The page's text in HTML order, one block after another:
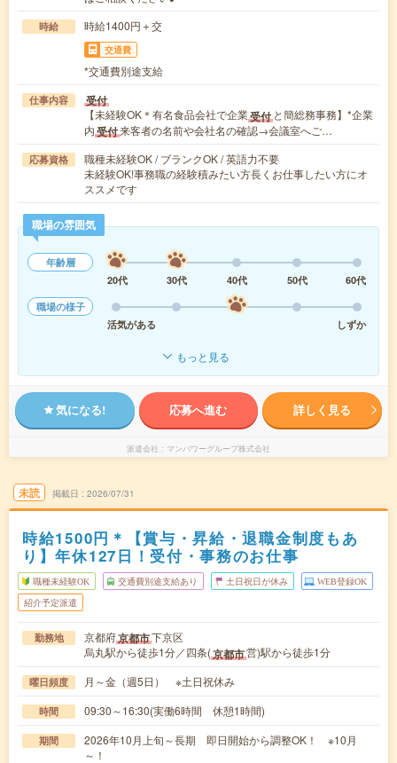
時給 時給1400円＋交
交通費
*交通費別途支給
仕事内容 受付
【未経験OK＊有名食品会社で企業受付 と簡総務事務】*企業
内受付来客者の名前や会社名の確認→会議室へご…
応募資格
職種未経験OK / ブランクOK / 英語力不要
未経験OK!事務職の経験積みたい方長くお仕事したい方にオ
ススメです
職場の雰囲気
年齢層
20代
30代 40代 50代
60代
職場の様子
活気がある
しずか
もっと見る
気になる! 応募へ進む 詳しく見る
派遣会社 マンパワーグループ株式会社
未読 掲載日 2026/07/31
時給1500円＊【賞与・昇給・退職金制度もあ
り】年休127日！受付・事務のお仕事
職種未経験OK 交通費別途支給あり 土日祝日が休み WEB登録OK
紹介予定派遣
勤務地 京都府京都市下京区
烏丸駅から徒歩1分／四条(京都市営)駅から徒歩1分
曜日頻度 月～金（週5日） ※土日祝休み
時間 09:30～16:30(実働6時間 休憩1時間)
期間
2026年10月上旬～長期 即日開始から調整OK！ ※10月
～！